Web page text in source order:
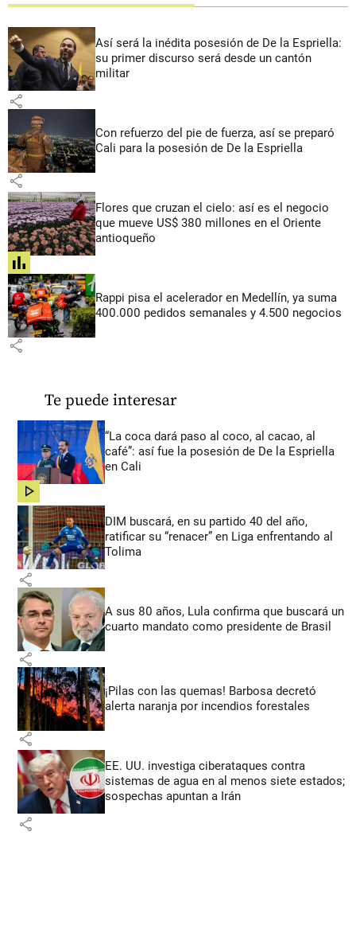
Así será la inédita posesión de De la Espriella:
su primer discurso será desde un cantón
militar
share
Con refuerzo del pie de fuerza, así se preparó
Cali para la posesión de De la Espriella
share
Flores que cruzan el cielo: así es el negocio
que mueve US$ 380 millones en el Oriente
antioqueño
share
Rappi pisa el acelerador en Medellín, ya suma
400.000 pedidos semanales y 4.500 negocios
share
Te puede interesar
“La coca dará paso al coco, al cacao, al
café”: así fue la posesión de De la Espriella
en Cali
share
DIM buscará, en su partido 40 del año,
ratificar su “renacer” en Liga enfrentando al
Tolima
share
A sus 80 años, Lula confirma que buscará un
cuarto mandato como presidente de Brasil
share
¡Pilas con las quemas! Barbosa decretó
alerta naranja por incendios forestales
share
EE. UU. investiga ciberataques contra
sistemas de agua en al menos siete estados;
sospechas apuntan a Irán
share